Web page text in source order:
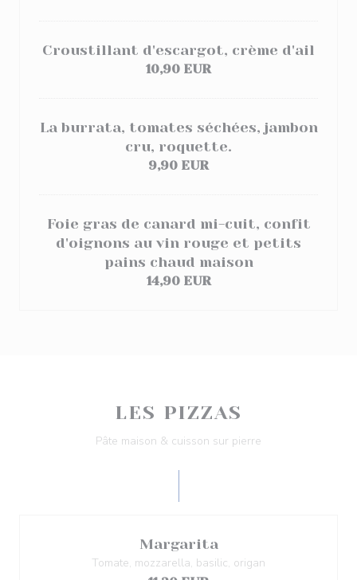
Croustillant d'escargot, crème d'ail
10,90 EUR
La burrata, tomates séchées, jambon
cru, roquette.
9,90 EUR
Foie gras de canard mi-cuit, confit
d'oignons au vin rouge et petits
pains chaud maison
14,90 EUR
LES PIZZAS
Pâte maison & cuisson sur pierre
Margarita
Tomate, mozzarella, basilic, origan